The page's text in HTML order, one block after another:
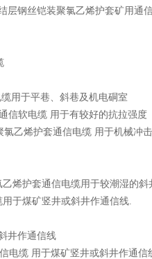
层钢丝铠装聚氯乙烯护套矿用通
用于平巷、斜巷及机电硐室
信软电缆 用于有较好的抗拉强度
乙烯护套通信电缆 用于机械冲
烯护套通信电缆用于较潮湿的
于煤矿竖井或斜井作通信线.
井作通信线
电缆 用于煤矿竖井或斜井作通信